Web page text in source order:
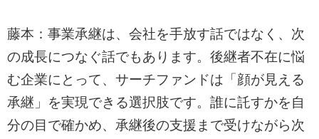
藤本：事業承継は、会社を手放す話ではなく、次
の成長につなぐ話でもあります。後継者不在に悩
む企業にとって、サーチファンドは「顔が見える
承継」を実現できる選択肢です。誰に託すかを自
分の目で確かめ、承継後の支援まで受けながら次